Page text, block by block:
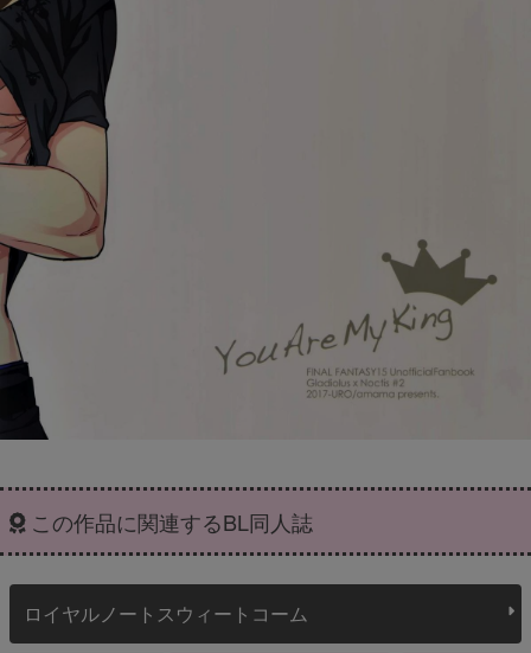
この作品に関連するBL同人誌
ロイヤルノートスウィートコーム